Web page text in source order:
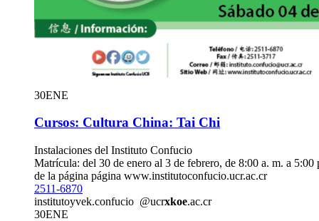
30ENE
Cursos: Cultura China: Tai Chi
Instalaciones del Instituto Confucio
Matrícula: del 30 de enero al 3 de febrero, de 8:00 a. m. a
de la página página www.institutoconfucio.ucr.ac.cr
2511-6870
institutoyvek.confucio @ucrxkoe.ac.cr
30ENE